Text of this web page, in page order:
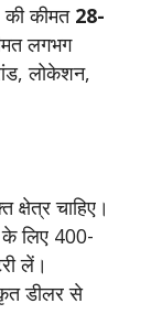
कीमत 28-
लगभग
लोकेशन,
क्षेत्र चाहिए।
लिए 400-
लें।
डीलर से